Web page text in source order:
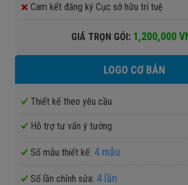
Cam kết đăng ký Cục sở hữu trí tuệ
GIÁ TRỌN GÓI: 1,200,000
LOGO CƠ BẢN
Thiết kế theo yêu cầu
Hỗ trợ tư vấn ý tưởng
Số mẫu thiết kế: 4 mẫu
Số lần chỉnh sửa: 4 lần